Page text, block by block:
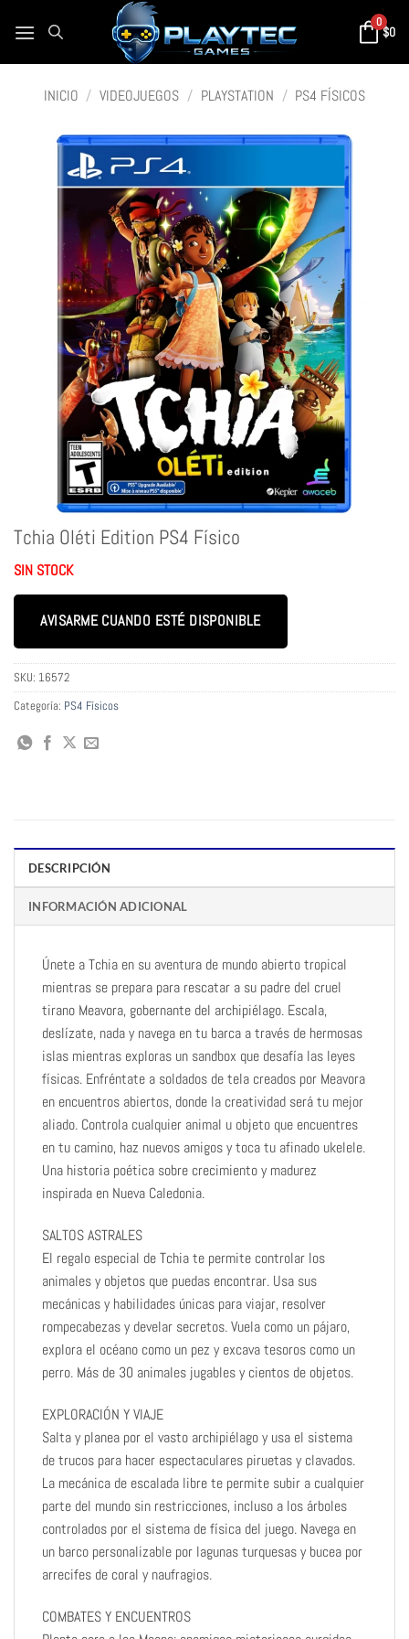
0
$0
INICIO / VIDEOJUEGOS / PLAYSTATION / PS4 FÍSICOS
Tchia Oléti Edition PS4 Físico
SIN STOCK
AVISARME CUANDO ESTÉ DISPONIBLE
SKU: 16572
Categoría: PS4 Físicos
DESCRIPCIÓN
INFORMACIÓN ADICIONAL
Únete a Tchia en su aventura de mundo abierto tropical
mientras se prepara para rescatar a su padre del cruel
tirano Meavora, gobernante del archipiélago. Escala,
deslízate, nada y navega en tu barca a través de hermosas
islas mientras exploras un sandbox que desafía las leyes
físicas. Enfréntate a soldados de tela creados por Meavora
en encuentros abiertos, donde la creatividad será tu mejor
aliado. Controla cualquier animal u objeto que encuentres
en tu camino, haz nuevos amigos y toca tu afinado ukelele.
Una historia poética sobre crecimiento y madurez
inspirada en Nueva Caledonia.
SALTOS ASTRALES
El regalo especial de Tchia te permite controlar los
animales y objetos que puedas encontrar. Usa sus
mecánicas y habilidades únicas para viajar, resolver
rompecabezas y develar secretos. Vuela como un pájaro,
explora el océano como un pez y excava tesoros como un
perro. Más de 30 animales jugables y cientos de objetos.
EXPLORACIÓN Y VIAJE
Salta y planea por el vasto archipiélago y usa el sistema
de trucos para hacer espectaculares piruetas y clavados.
La mecánica de escalada libre te permite subir a cualquier
parte del mundo sin restricciones, incluso a los árboles
controlados por el sistema de física del juego. Navega en
un barco personalizable por lagunas turquesas y bucea por
arrecifes de coral y naufragios.
COMBATES Y ENCUENTROS